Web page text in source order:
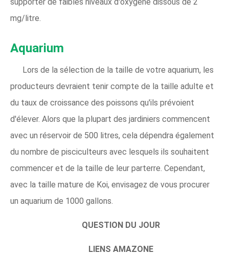
mg/litre.
Aquarium
Lors de la sélection de la taille de votre aquarium, les
producteurs devraient tenir compte de la taille adulte et
du taux de croissance des poissons qu'ils prévoient
d'élever. Alors que la plupart des jardiniers commencent
avec un réservoir de 500 litres, cela dépendra également
du nombre de pisciculteurs avec lesquels ils souhaitent
commencer et de la taille de leur parterre. Cependant,
avec la taille mature de Koi, envisagez de vous procurer
un aquarium de 1000 gallons.
QUESTION DU JOUR
LIENS AMAZONE